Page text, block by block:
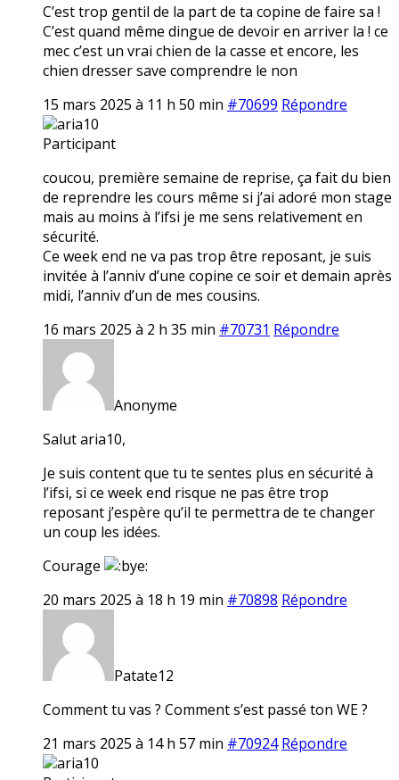
C’est trop gentil de la part de ta copine de faire sa !
C’est quand même dingue de devoir en arriver la ! ce
mec c’est un vrai chien de la casse et encore, les
chien dresser save comprendre le non
15 mars 2025 à 11 h 50 min #70699 Répondre
aria10
Participant
coucou, première semaine de reprise, ça fait du bien
de reprendre les cours même si j’ai adoré mon stage
mais au moins à l’ifsi je me sens relativement en
sécurité.
Ce week end ne va pas trop être reposant, je suis
invitée à l’anniv d’une copine ce soir et demain après
midi, l’anniv d’un de mes cousins.
16 mars 2025 à 2 h 35 min #70731 Répondre
Anonyme
Salut aria10,
Je suis content que tu te sentes plus en sécurité à
l’ifsi, si ce week end risque ne pas être trop
reposant j’espère qu’il te permettra de te changer
un coup les idées.
Courage
20 mars 2025 à 18 h 19 min #70898 Répondre
Patate12
Comment tu vas ? Comment s’est passé ton WE ?
21 mars 2025 à 14 h 57 min #70924 Répondre
aria10